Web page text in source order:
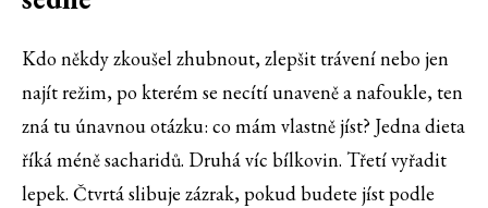
Kdo někdy zkoušel zhubnout, zlepšit trávení nebo jen
najít režim, po kterém se necítí unaveně a nafoukle, ten
zná tu únavnou otázku: co mám vlastně jíst? Jedna dieta
říká méně sacharidů. Druhá víc bílkovin. Třetí vyřadit
lepek. Čtvrtá slibuje zázrak, pokud budete jíst podle